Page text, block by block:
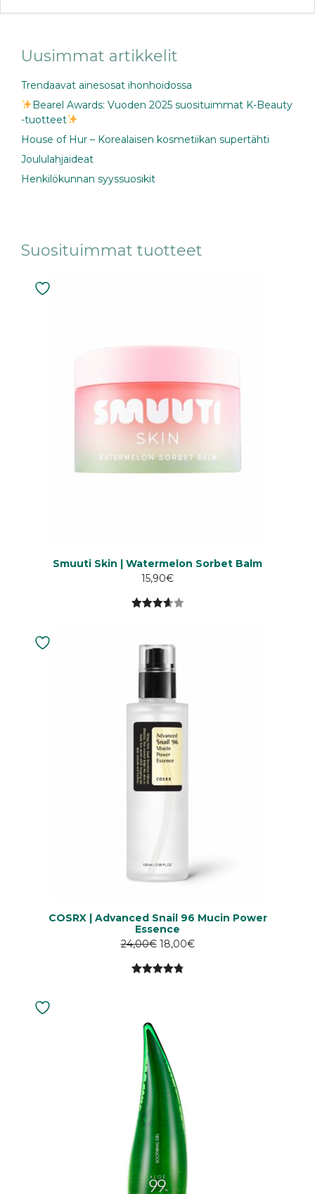
Uusimmat artikkelit
Trendaavat ainesosat ihonhoidossa
Bearel Awards: Vuoden 2025 suosituimmat K-Beauty
-tuotteet
House of Hur – Korealaisen kosmetiikan supertähti
Joululahjaideat
Henkilökunnan syyssuosikit
Suosituimmat tuotteet
Smuuti Skin | Watermelon Sorbet Balm
15,90€
COSRX | Advanced Snail 96 Mucin Power
Essence
Alkuperäinen
oli:
24,00€Nykyinen
on:
18,00€